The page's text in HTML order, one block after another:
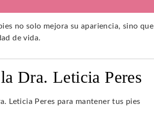
no solo mejora su apariencia, sino que
de vida.
Dra. Leticia Peres
Leticia Peres para mantener tus pies